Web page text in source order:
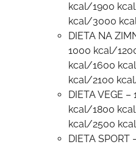
kcal/1900
kcal/3000
DIETA NA
1000 kcal/
kcal/1600
kcal/2100
DIETA VEGE
kcal/1800
kcal/2500
DIETA